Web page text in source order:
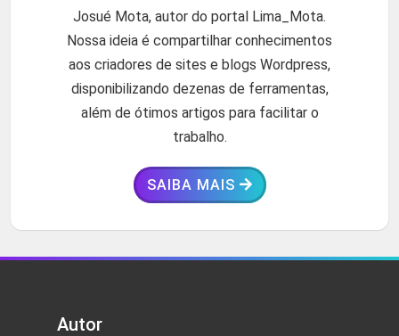
Josué Mota, autor do portal Lima_Mota.
Nossa ideia é compartilhar conhecimentos
aos criadores de sites e blogs Wordpress,
disponibilizando dezenas de ferramentas,
além de ótimos artigos para facilitar o
trabalho.
SAIBA MAIS
Autor